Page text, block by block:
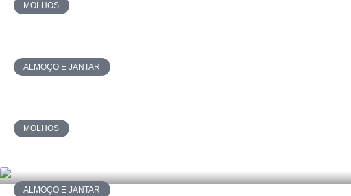
MOLHOS
ALMOÇO E JANTAR
MOLHOS
ALMOÇO E JANTAR